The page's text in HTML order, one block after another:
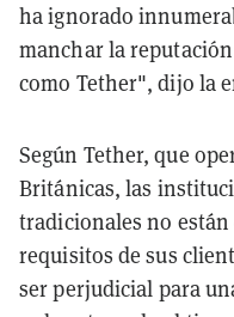
ha ignorado
manchar la
como Tether", dijo la
Según Tether, que
Británicas, las
tradicionales no
requisitos de sus
ser perjudicial para